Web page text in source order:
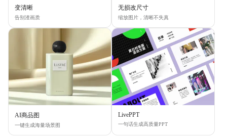
变清晰
告别渣画质
无损改尺寸
缩放图片，清晰不失真
AI商品图
一键生成海量场景图
LivePPT
一句话生成高质量PPT